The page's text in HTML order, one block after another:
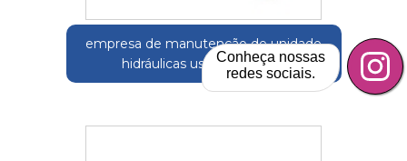
empresa de manutenção de unidade
hidráulicas usadas Caierias
Conheça nossas
redes sociais.